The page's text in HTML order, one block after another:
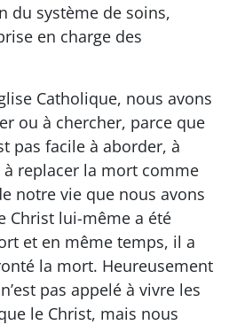
du système de soins,
en charge des
Catholique, nous avons
ou à chercher, parce que
pas facile à aborder, à
replacer la mort comme
notre vie que nous avons
Christ lui-même a été
et en même temps, il a
la mort. Heureusement
pas appelé à vivre les
le Christ, mais nous